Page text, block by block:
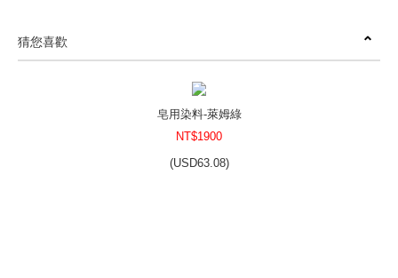
猜您喜歡
皂用染料-萊姆綠
NT$1900
(USD63.08)